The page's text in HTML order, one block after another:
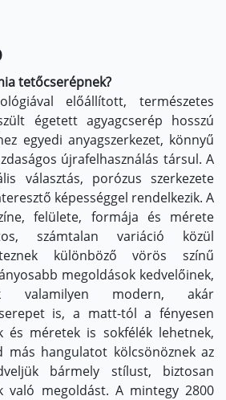
tetőcserépnek?
előállított, természetes
égetett agyagcserép hosszú
egyedi anyagszerkezet, könnyű
újrafelhasználás társul. A
választás, porózus szerkezete
képességgel rendelkezik. A
felülete, formája és mérete
számtalan variáció közül
különböző vörös színű
megoldások kedvelőinek,
valamilyen modern, akár
is, a matt-tól a fényesen
és méretek is sokfélék lehetnek,
más hangulatot kölcsönöznek az
bármely stílust, biztosan
való megoldást. A mintegy 2800